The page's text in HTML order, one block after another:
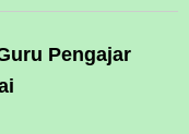
Pengajar